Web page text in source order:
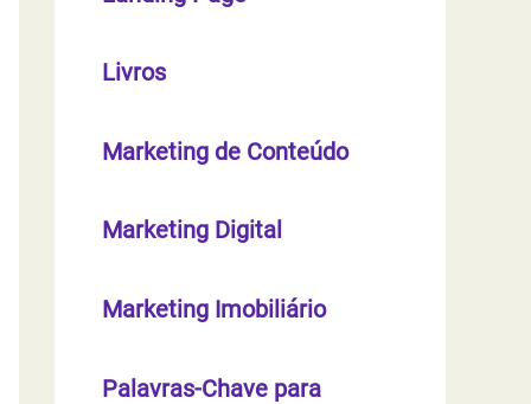
a
p
o
:
Livros
Marketing de Conteúdo
Marketing Digital
Marketing Imobiliário
Palavras-Chave para